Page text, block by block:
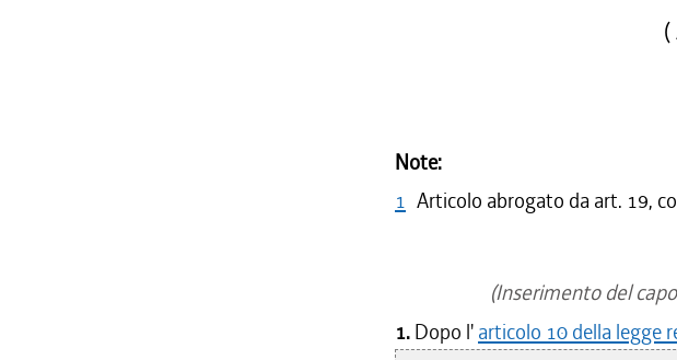
(
Note:
1 Articolo abrogato da art. 19,
(Inserimento del
1. Dopo l' articolo 10 della legge